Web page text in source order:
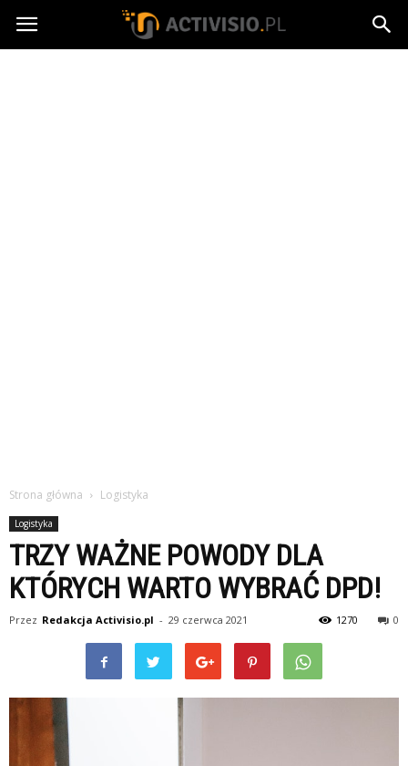
Activisio.pl
Strona główna Logistyka
Logistyka
TRZY WAŻNE POWODY DLA
KTÓRYCH WARTO WYBRAĆ DPD!
Przez Redakcja Activisio.pl - 29 czerwca 2021 0
1270